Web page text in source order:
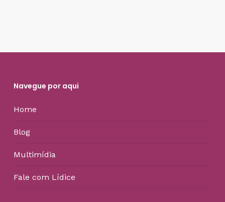
Navegue por aqui
Home
Blog
Multimídia
Fale com Lídice